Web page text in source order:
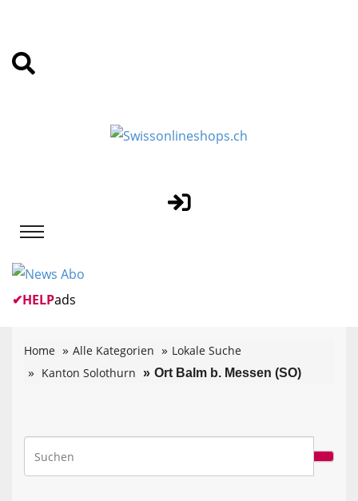
✔HELPads
Home Alle Kategorien
Lokale Suche
Kanton Solothurn
Ort Balm b. Messen (SO)